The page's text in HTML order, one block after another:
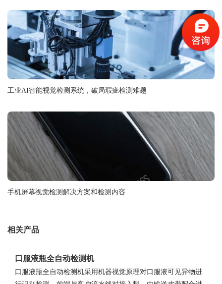
工业AI智能视觉检测系统，破局瑕疵检测难题
手机屏幕视觉检测解决方案和检测内容
相关产品
口服液瓶全自动检测机
口服液瓶全自动检测机采用机器视觉原理对口服液可见异物进